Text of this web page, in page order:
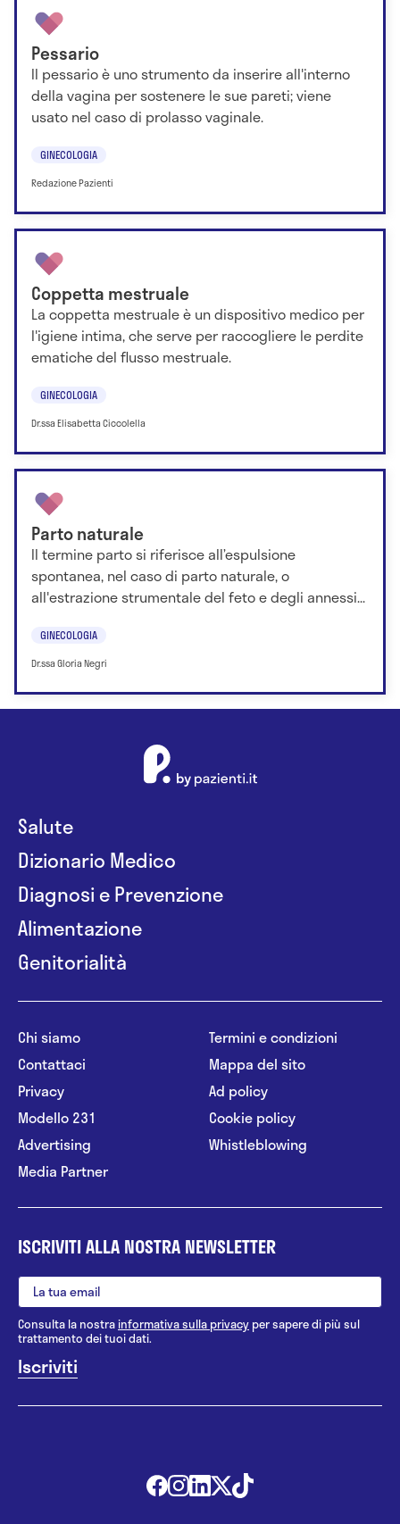
Pessario
Il pessario è uno strumento da inserire all'interno
della vagina per sostenere le sue pareti; viene
usato nel caso di prolasso vaginale.
GINECOLOGIA
Redazione Pazienti
Coppetta mestruale
La coppetta mestruale è un dispositivo medico per
l'igiene intima, che serve per raccogliere le perdite
ematiche del flusso mestruale.
GINECOLOGIA
Dr.ssa Elisabetta Ciccolella
Parto naturale
Il termine parto si riferisce all’espulsione
spontanea, nel caso di parto naturale, o
all'estrazione strumentale del feto e degli annessi...
GINECOLOGIA
Dr.ssa Gloria Negri
Salute
Dizionario Medico
Diagnosi e Prevenzione
Alimentazione
Genitorialità
Chi siamo
Contattaci
Privacy
Modello 231
Advertising
Media Partner
Termini e condizioni
Mappa del sito
Ad policy
Cookie policy
Whistleblowing
ISCRIVITI ALLA NOSTRA NEWSLETTER
Consulta la nostrainformativa sulla privacy per sapere di più sul
trattamento dei tuoi dati.